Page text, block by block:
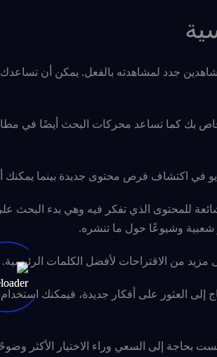
جدد لمشاهدته بالفعل. يمكن أن تساعدك
بك كما تساعد محركات البحث أيضًا في
في اكتشاف فرص محتوى جديدة بينما
شعبية وشيوعًا حول ما تنشره.
إلى العثور على أفكار جديدة، فيمكنك استخدام
بحاجة إلى السعي وراء الاختيار الأكثر